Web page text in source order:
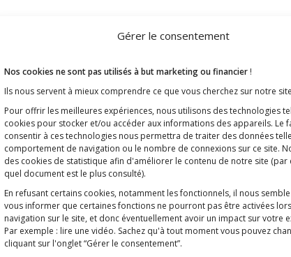
Gérer le consentement
Nos cookies ne sont pas utilisés à but marketing ou financier !
Ils nous servent à mieux comprendre ce que vous cherchez sur notre
Pour offrir les meilleures expériences, nous utilisons des technologies
cookies pour stocker et/ou accéder aux informations des appareils. Le
consentir à ces technologies nous permettra de traiter des données
comportement de navigation ou le nombre de connexions sur ce site.
des cookies de statistique afin d'améliorer le contenu de notre site (par
quel document est le plus consulté).
En refusant certains cookies, notamment les fonctionnels, il nous
vous informer que certaines fonctions ne pourront pas être activées
navigation sur le site, et donc éventuellement avoir un impact sur votre
Par exemple : lire une vidéo. Sachez qu'à tout moment vous pouvez
cliquant sur l'onglet “Gérer le consentement”.